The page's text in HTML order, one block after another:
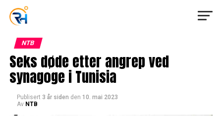
NTB
Seks døde etter angrep ved
synagoge i Tunisia
Publisert 3 år siden den 10. mai 2023
Av NTB